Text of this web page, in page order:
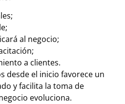
al negocio;
a clientes.
desde el inicio favorece un
y facilita la toma de
evoluciona.